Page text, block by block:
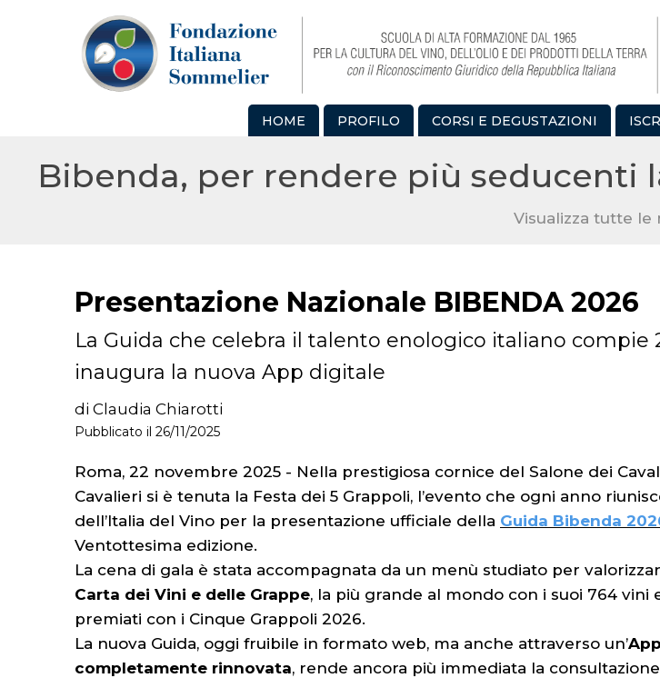
HOME PROFILO CORSI E DEGUSTAZIONI
Bibenda, per rendere più seducenti
Visualizza tutte le
Presentazione Nazionale BIBENDA 2026
La Guida che celebra il talento enologico italiano compie
inaugura la nuova App digitale
di Claudia Chiarotti
Pubblicato il 26/11/2025
Roma, 22 novembre 2025 - Nella prestigiosa cornice del Salone dei
Cavalieri si è tenuta la Festa dei 5 Grappoli, l’evento che ogni anno
dell’Italia del Vino per la presentazione ufficiale della Guida Bibenda
Ventottesima edizione.
La cena di gala è stata accompagnata da un menù studiato per
Carta dei Vini e delle Grappe, la più grande al mondo con i suoi 764 vini
premiati con i Cinque Grappoli 2026.
La nuova Guida, oggi fruibile in formato web, ma anche attraverso un’
completamente rinnovata, rende ancora più immediata la